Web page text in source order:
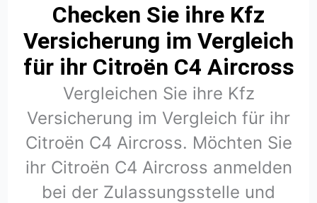
Checken Sie ihre Kfz
Versicherung im Vergleich
für ihr Citroën C4 Aircross
Vergleichen Sie ihre Kfz
Versicherung im Vergleich für ihr
Citroën C4 Aircross. Möchten Sie
ihr Citroën C4 Aircross anmelden
bei der Zulassungsstelle und